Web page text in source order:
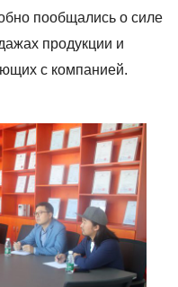
пообщались о силе
продукции и
с компанией.